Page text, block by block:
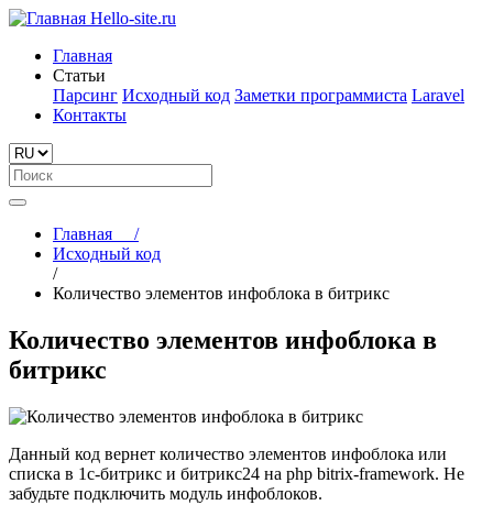
Hello-site.ru
Главная
Статьи
Парсинг Исходный код Заметки программиста Laravel
Контакты
Главная
/
Исходный код
/
Количество элементов инфоблока в битрикс
Количество элементов инфоблока в
битрикс
Данный код вернет количество элементов инфоблока или
списка в 1с-битрикс и битрикс24 на php bitrix-framework. Не
забудьте подключить модуль инфоблоков.